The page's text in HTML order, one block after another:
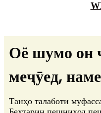
Оё шумо он
меҷӯед,
Танҳо талаботи